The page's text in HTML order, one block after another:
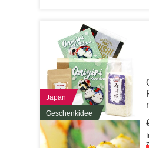
Japan
Geschenkidee